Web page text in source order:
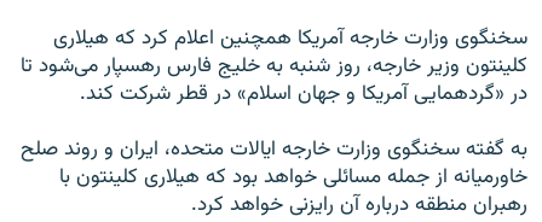
سخنگوی وزارت خارجه آمریکا همچنین اعلام کرد که هیلاری
کلینتون وزیر خارجه، روز شنبه به خلیج فارس رهسپار می‌شود تا
در «گردهمایی آمریکا و جهان اسلام» در قطر شرکت کند.
به گفته سخنگوی وزارت خارجه ایالات متحده، ایران و روند صلح
خاورمیانه از جمله مسائلی خواهد بود که هیلاری کلینتون با
رهبران منطقه درباره آن رایزنی خواهد کرد.